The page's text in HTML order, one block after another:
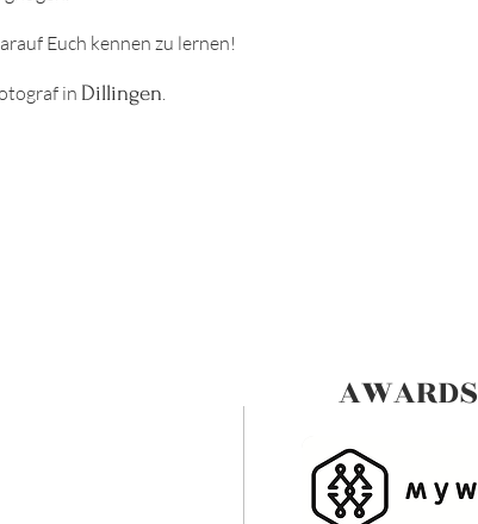
Euch kennen zu lernen!
in Dillingen.
AWARDS